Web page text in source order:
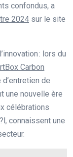
confondus, a
2024 sur le site
: lors du
Carbon
de
une nouvelle ère
célébrations
connaissent une